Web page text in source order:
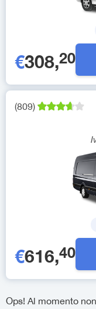
€308,20
(809)
€616,40
Ops! Al momento